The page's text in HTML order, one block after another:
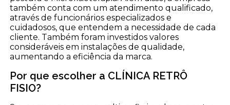
também conta com um atendimento qualificado,
através de funcionários especializados e
cuidadosos, que entendem a necessidade de cada
cliente. Também foram investidos valores
consideráveis em instalações de qualidade,
aumentando a eficiência da marca.
Por que escolher a CLÍNICA RETRÔ
FISIO?